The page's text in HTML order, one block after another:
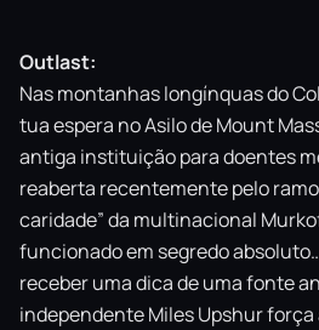
Outlast:
Nas montanhas longínquas do
tua espera no Asilo de Mount
antiga instituição para doentes
reaberta recentemente pelo
caridade” da multinacional
funcionado em segredo
receber uma dica de uma fonte
independente Miles Upshur força